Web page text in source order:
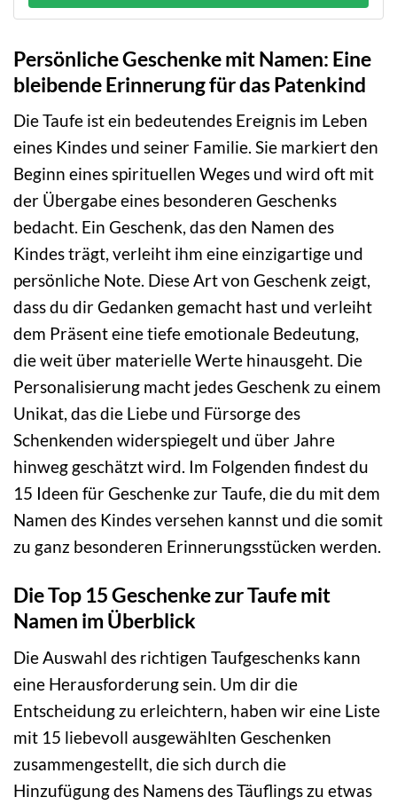
Persönliche Geschenke mit Namen: Eine
bleibende Erinnerung für das Patenkind
Die Taufe ist ein bedeutendes Ereignis im Leben
eines Kindes und seiner Familie. Sie markiert den
Beginn eines spirituellen Weges und wird oft mit
der Übergabe eines besonderen Geschenks
bedacht. Ein Geschenk, das den Namen des
Kindes trägt, verleiht ihm eine einzigartige und
persönliche Note. Diese Art von Geschenk zeigt,
dass du dir Gedanken gemacht hast und verleiht
dem Präsent eine tiefe emotionale Bedeutung,
die weit über materielle Werte hinausgeht. Die
Personalisierung macht jedes Geschenk zu einem
Unikat, das die Liebe und Fürsorge des
Schenkenden widerspiegelt und über Jahre
hinweg geschätzt wird. Im Folgenden findest du
15 Ideen für Geschenke zur Taufe, die du mit dem
Namen des Kindes versehen kannst und die somit
zu ganz besonderen Erinnerungsstücken werden.
Die Top 15 Geschenke zur Taufe mit
Namen im Überblick
Die Auswahl des richtigen Taufgeschenks kann
eine Herausforderung sein. Um dir die
Entscheidung zu erleichtern, haben wir eine Liste
mit 15 liebevoll ausgewählten Geschenken
zusammengestellt, die sich durch die
Hinzufügung des Namens des Täuflings zu etwas